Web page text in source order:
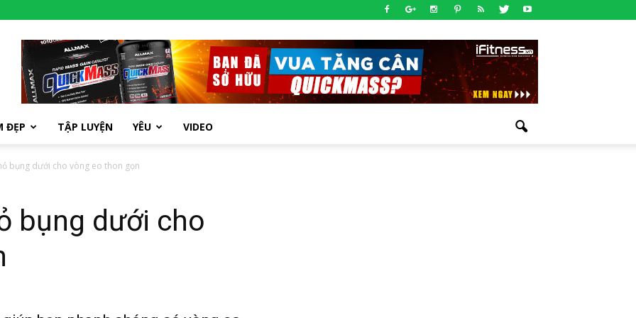
ĐẸP TẬP LUYỆN YÊU VIDEO
bụng dưới cho vòng eo thon gọn
bụng dưới cho